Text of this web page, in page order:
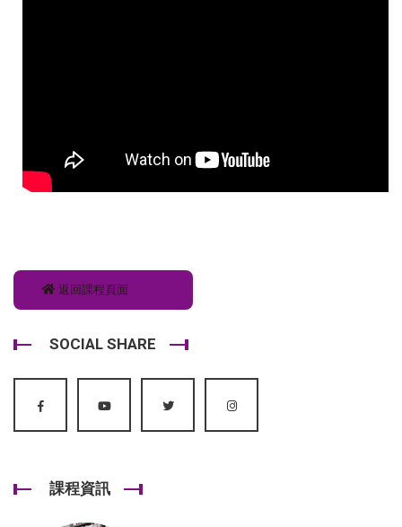
返回課程頁面
SOCIAL SHARE
課程資訊